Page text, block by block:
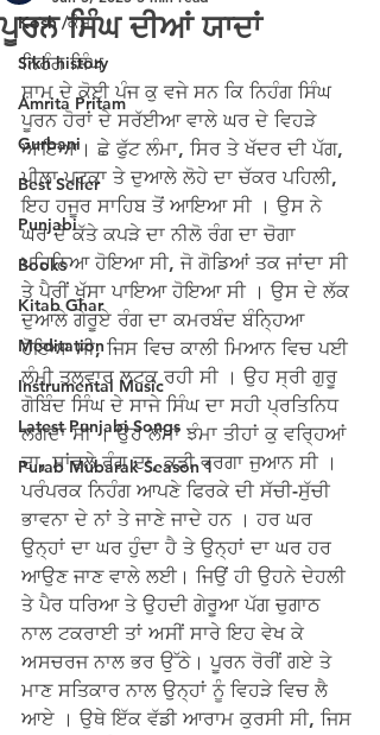
Kosh /ਕੋਸ਼
Sikh history
Amrita Pritam
Gurbani
Best Seller
Punjabi
Books
Kitab Ghar
Meditation
Instrumental Music
Latest Punjabi Songs
Purab Mubarak Season 1
ਪੂਰਨ ਸਿੰਘ ਦੀਆਂ ਯਾਦਾਂ
ਨਿਹੰਗ ਸਿੰਘ
ਸ਼ਾਮ ਦੇ ਕੋਈ ਪੰਜ ਕੁ ਵਜੇ ਸਨ ਕਿ ਨਿਹੰਗ ਸਿੰਘ
ਪੂਰਨ ਹੋਰਾਂ ਦੇ ਸਰੱਈਆ ਵਾਲੇ ਘਰ ਦੇ ਵਿਹੜੇ
ਆਇਆ। ਛੇ ਫੁੱਟ ਲੰਮਾ, ਸਿਰ ਤੇ ਖੱਦਰ ਦੀ ਪੱਗ,
ਪੀਲਾ ਪਟਕਾ ਤੇ ਦੁਆਲੇ ਲੋਹੇ ਦਾ ਚੱਕਰ ਪਹਿਲੀ,
ਇਹ ਹਜੂਰ ਸਾਹਿਬ ਤੋਂ ਆਇਆ ਸੀ । ਉਸ ਨੇ
ਘਰ ਦੇ ਕੱਤੇ ਕਪੜੇ ਦਾ ਨੀਲੋ ਰੰਗ ਦਾ ਚੋਗਾ
ਪਹਿਨਿਆ ਹੋਇਆ ਸੀ, ਜੋ ਗੋਡਿਆਂ ਤਕ ਜਾਂਦਾ ਸੀ
ਤੇ ਪੈਰੀਂ ਖੁੱਸਾ ਪਾਇਆ ਹੋਇਆ ਸੀ । ਉਸ ਦੇ ਲੱਕ
ਦੁਆਲੇ ਗੇਰੂਏ ਰੰਗ ਦਾ ਕਮਰਬੰਦ ਬੰਨ੍ਹਿਆ
ਹੋਇਆ ਸੀ, ਜਿਸ ਵਿਚ ਕਾਲੀ ਮਿਆਨ ਵਿਚ ਪਈ
ਲੰਮੀ ਤਲਵਾਰ ਲਟਕ ਰਹੀ ਸੀ । ਉਹ ਸ੍ਰੀ ਗੁਰੂ
ਗੋਬਿੰਦ ਸਿੰਘ ਦੇ ਸਾਜੇ ਸਿੰਘ ਦਾ ਸਹੀ ਪ੍ਰਤਿਨਿਧ
ਲਗਦਾ ਸੀ । ਉਹ ਲੰਮਾ ਝੰਮਾ ਤੀਹਾਂ ਕੁ ਵਰ੍ਹਿਆਂ
ਦਾ, ਸਾਂਵਲੇ ਰੰਗ ਦਾ, ਕੜੀ ਵਰਗਾ ਜੁਆਨ ਸੀ ।
ਪਰੰਪਰਕ ਨਿਹੰਗ ਆਪਣੇ ਫਿਰਕੇ ਦੀ ਸੱਚੀ-ਸੁੱਚੀ
ਭਾਵਨਾ ਦੇ ਨਾਂ ਤੇ ਜਾਣੇ ਜਾਦੇ ਹਨ । ਹਰ ਘਰ
ਉਨ੍ਹਾਂ ਦਾ ਘਰ ਹੁੰਦਾ ਹੈ ਤੇ ਉਨ੍ਹਾਂ ਦਾ ਘਰ ਹਰ
ਆਉਣ ਜਾਣ ਵਾਲੇ ਲਈ। ਜਿਉਂ ਹੀ ਉਹਨੇ ਦੇਹਲੀ
ਤੇ ਪੈਰ ਧਰਿਆ ਤੇ ਉਹਦੀ ਗੇਰੂਆ ਪੱਗ ਚੁਗਾਠ
ਨਾਲ ਟਕਰਾਈ ਤਾਂ ਅਸੀਂ ਸਾਰੇ ਇਹ ਵੇਖ ਕੇ
ਅਸਚਰਜ ਨਾਲ ਭਰ ਉੱਠੇ। ਪੂਰਨ ਰੋਰੀਂ ਗਏ ਤੇ
ਮਾਣ ਸਤਿਕਾਰ ਨਾਲ ਉਨ੍ਹਾਂ ਨੂੰ ਵਿਹੜੇ ਵਿਚ ਲੈ
ਆਏ । ਉਥੇ ਇੱਕ ਵੱਡੀ ਆਰਾਮ ਕੁਰਸੀ ਸੀ, ਜਿਸ